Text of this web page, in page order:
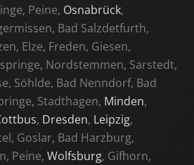
Peine, Osnabrück,
Bad Salzdetfurth,
Elze, Freden, Giesen,
Nordstemmen, Sarstedt,
Söhlde, Bad Nenndorf, Bad
Stadthagen, Minden,
, Dresden, Leipzig,
Goslar, Bad Harzburg,
Peine, Wolfsburg, Gifhorn,